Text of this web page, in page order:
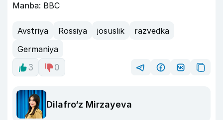
Manba: BBC
Avstriya Rossiya josuslik
razvedka
Germaniya
3
0
Dilafro‘z Mirzayeva